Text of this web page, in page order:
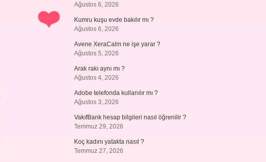
Ağustos 6, 2026
Kumru kuşu evde bakılır mı ?
Ağustos 6, 2026
Avene XeraCalm ne işe yarar ?
Ağustos 5, 2026
Arak rakı aynı mı ?
Ağustos 4, 2026
Adobe telefonda kullanılır mı ?
Ağustos 3, 2026
VakıfBank hesap bilgileri nasıl öğrenilir ?
Temmuz 29, 2026
Koç kadını yatakta nasıl ?
Temmuz 27, 2026